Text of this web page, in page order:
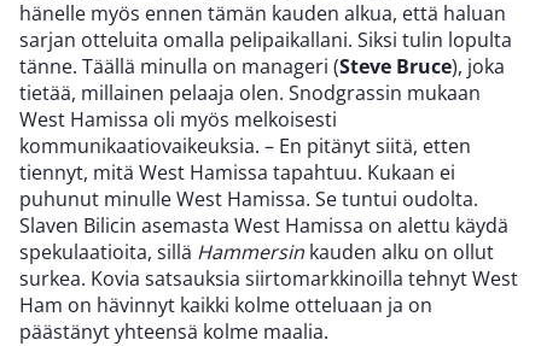
hänelle myös ennen tämän kauden alkua, että haluan
sarjan otteluita omalla pelipaikallani. Siksi tulin lopulta
tänne. Täällä minulla on manageri (Steve Bruce), joka
tietää, millainen pelaaja olen. Snodgrassin mukaan
West Hamissa oli myös melkoisesti
kommunikaatiovaikeuksia. – En pitänyt siitä, etten
tiennyt, mitä West Hamissa tapahtuu. Kukaan ei
puhunut minulle West Hamissa. Se tuntui oudolta.
Slaven Bilicin asemasta West Hamissa on alettu käydä
spekulaatioita, sillä Hammersin kauden alku on ollut
surkea. Kovia satsauksia siirtomarkkinoilla tehnyt West
Ham on hävinnyt kaikki kolme otteluaan ja on
päästänyt yhteensä kolme maalia.